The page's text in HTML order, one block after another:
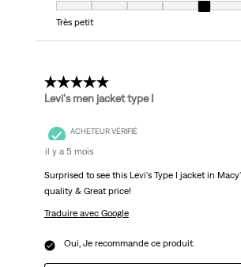
Taille, 5 sur 7, où 1 est égal à Très petit et 7 est
Très petit
5 étoile(s) sur 5.
Levi's men jacket type I
ACHETEUR VÉRIFIÉ
il y a 5 mois
Surprised to see this Levi's Type I jacket in
quality & Great price!
Traduire avec Google
Oui, Je recommande ce produit.